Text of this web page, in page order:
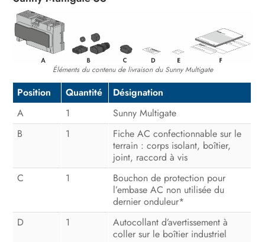
Éléments du contenu de livraison du Sunny Multigate
Position Quantité
Désignation
A
1
Sunny Multigate
B
1
Fiche AC confectionnable sur le
terrain : corps isolant, boîtier,
joint, raccord à vis
C
1
Bouchon de protection pour
l’embase AC non utilisée du
dernier onduleur*
D
1
Autocollant d’avertissement à
coller sur le boîtier industriel